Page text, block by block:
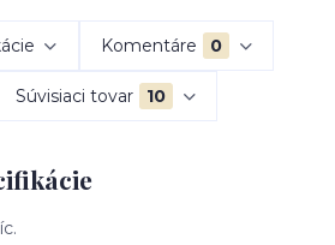
Komentáre 0
Súvisiaci tovar 10